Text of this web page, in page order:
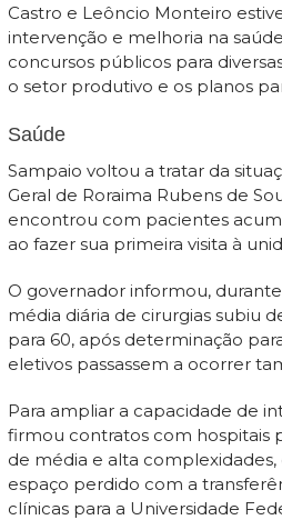
Castro e Leôncio Monteiro
intervenção e melhoria na
concursos públicos para
o setor produtivo e os planos
Saúde
Sampaio voltou a tratar da
Geral de Roraima Rubens de
encontrou com pacientes
ao fazer sua primeira visita à
O governador informou,
média diária de cirurgias subiu
para 60, após determinação
eletivos passassem a ocorrer
Para ampliar a capacidade de
firmou contratos com hospitais
de média e alta
espaço perdido com a
clínicas para a Universidade